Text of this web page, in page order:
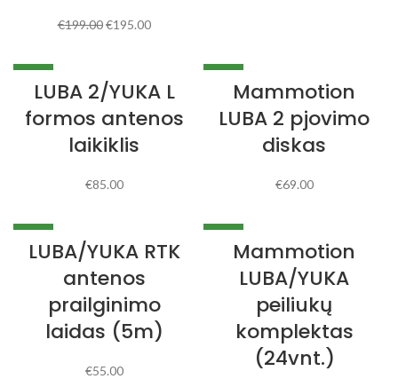
€199.00 €195.00
NAUJA
LUBA 2/YUKA L
formos antenos
laikiklis
€85.00
NAUJA
Mammotion
LUBA 2 pjovimo
diskas
€69.00
NAUJA
LUBA/YUKA RTK
antenos
prailginimo
laidas (5m)
€55.00
NAUJA
Mammotion
LUBA/YUKA
peiliukų
komplektas
(24vnt.)